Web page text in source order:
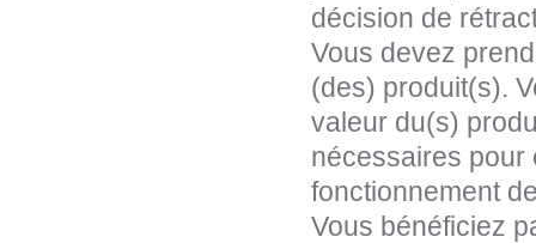
décision de
Vous devez
(des) produit(s).
valeur du(s)
nécessaires pour
fonctionnement
Vous bénéficiez